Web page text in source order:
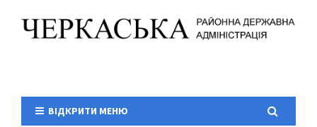
ВІДКРИТИ МЕНЮ